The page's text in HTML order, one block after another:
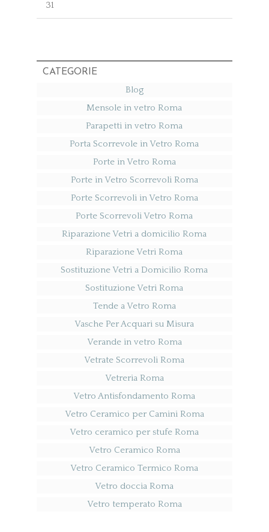
31
CATEGORIE
Blog
Mensole in vetro Roma
Parapetti in vetro Roma
Porta Scorrevole in Vetro Roma
Porte in Vetro Roma
Porte in Vetro Scorrevoli Roma
Porte Scorrevoli in Vetro Roma
Porte Scorrevoli Vetro Roma
Riparazione Vetri a domicilio Roma
Riparazione Vetri Roma
Sostituzione Vetri a Domicilio Roma
Sostituzione Vetri Roma
Tende a Vetro Roma
Vasche Per Acquari su Misura
Verande in vetro Roma
Vetrate Scorrevoli Roma
Vetreria Roma
Vetro Antisfondamento Roma
Vetro Ceramico per Camini Roma
Vetro ceramico per stufe Roma
Vetro Ceramico Roma
Vetro Ceramico Termico Roma
Vetro doccia Roma
Vetro temperato Roma